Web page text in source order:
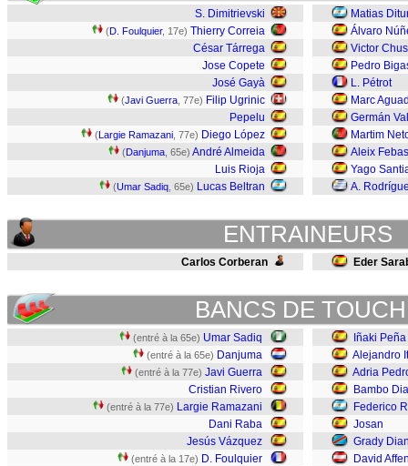
S. Dimitrievski
(D. Foulquier, 17e) Thierry Correia
César Tárrega
Jose Copete
José Gayà
(Javi Guerra , 77e) Filip Ugrinic
Pepelu
(Largie Ramazani , 77e) Diego López
(Danjuma , 65e) André Almeida
Luis Rioja
(Umar Sadiq , 65e) Lucas Beltran
Matias
Álvaro
Victor
Pedro
L. Pétrot
Marc
Germán
Martim
Aleix Febas
Yago
A.
ENTRAINEURS
Carlos Corberan Eder
BANCS DE
(entré à la 65e) Umar Sadiq
(entré à la 65e) Danjuma
(entré à la 77e) Javi Guerra
Cristian Rivero
(entré à la 77e) Largie Ramazani
Dani Raba
Jesús Vázquez
(entré à la 17e) D. Foulquier
Iñaki Peña
Alejandro
Adria
Bambo
Federico
Josan
Grady
David